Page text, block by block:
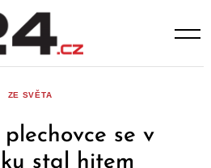
ZE SVĚTA
se v
stal hitem